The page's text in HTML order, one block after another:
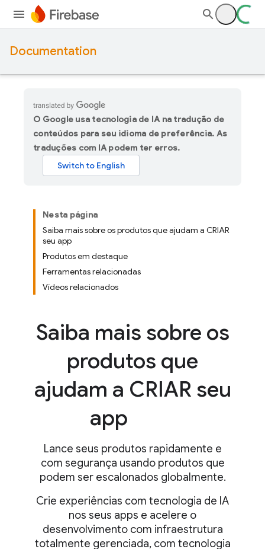
Documentation
O Google usa tecnologia de IA na tradução de
conteúdos para seu idioma de preferência. As
traduções com IA podem ter erros.
Nesta página
Saiba mais sobre os produtos que ajudam a CRIAR
seu app
Produtos em destaque
Ferramentas relacionadas
Vídeos relacionados
Saiba mais sobre os
produtos que
ajudam a CRIAR seu
app
Lance seus produtos rapidamente e
com segurança usando produtos que
podem ser escalonados globalmente.
Crie experiências com tecnologia de IA
nos seus apps e acelere o
desenvolvimento com infraestrutura
totalmente gerenciada, com tecnologia